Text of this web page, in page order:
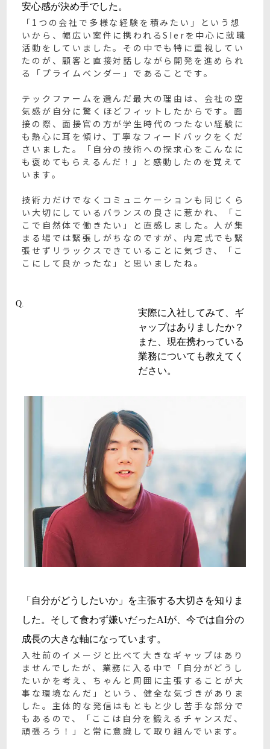
安心感が決め手でした。
「1つの会社で多様な経験を積みたい」という想
いから、幅広い案件に携われるSIerを中心に就職
活動をしていました。その中でも特に重視してい
たのが、顧客と直接対話しながら開発を進められ
る「プライムベンダー」であることです。
テックファームを選んだ最大の理由は、会社の空
気感が自分に驚くほどフィットしたからです。面
接の際、面接官の方が学生時代のつたない経験に
も熱心に耳を傾け、丁寧なフィードバックをくだ
さいました。「自分の技術への探求心をこんなに
も褒めてもらえるんだ！」と感動したのを覚えて
います。
技術力だけでなくコミュニケーションも同じくら
い大切にしているバランスの良さに惹かれ、「こ
こで自然体で働きたい」と直感しました。人が集
まる場では緊張しがちなのですが、内定式でも緊
張せずリラックスできていることに気づき、「こ
こにして良かったな」と思いましたね。
Q.
実際に入社してみて、ギ
ャップはありましたか？
また、現在携わっている
業務についても教えてく
ださい。
「自分がどうしたいか」を主張する大切さを知りま
した。そして食わず嫌いだったAIが、今では自分の
成長の大きな軸になっています。
入社前のイメージと比べて大きなギャップはあり
ませんでしたが、業務に入る中で「自分がどうし
たいかを考え、ちゃんと周囲に主張することが大
事な環境なんだ」という、健全な気づきがありま
した。主体的な発信はもともと少し苦手な部分で
もあるので、「ここは自分を鍛えるチャンスだ、
頑張ろう！」と常に意識して取り組んでいます。